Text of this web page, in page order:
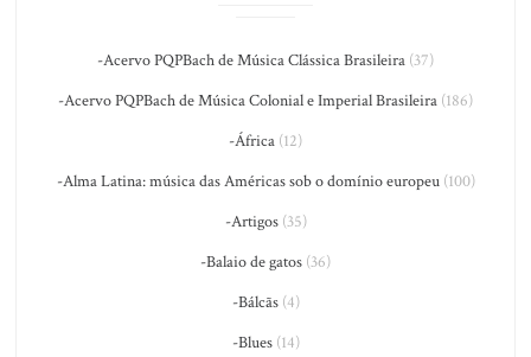
-Acervo PQPBach de Música Clássica Brasileira (37)
-Acervo PQPBach de Música Colonial e Imperial Brasileira (186)
-África (12)
-Alma Latina: música das Américas sob o domínio europeu(100)
-Artigos(35)
-Balaio de gatos (36)
-Bálcãs(4)
-Blues(14)